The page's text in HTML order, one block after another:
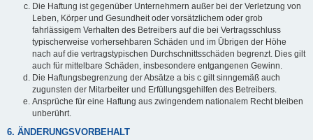
Die Haftung ist gegenüber Unternehmern außer bei der Verletzung von
Leben, Körper und Gesundheit oder vorsätzlichem oder grob
fahrlässigem Verhalten des Betreibers auf die bei Vertragsschluss
typischerweise vorhersehbaren Schäden und im Übrigen der Höhe
nach auf die vertragstypischen Durchschnittsschäden begrenzt. Dies gilt
auch für mittelbare Schäden, insbesondere entgangenen Gewinn.
Die Haftungsbegrenzung der Absätze a bis c gilt sinngemäß auch
zugunsten der Mitarbeiter und Erfüllungsgehilfen des Betreibers.
Ansprüche für eine Haftung aus zwingendem nationalem Recht bleiben
unberührt.
6. ÄNDERUNGSVORBEHALT